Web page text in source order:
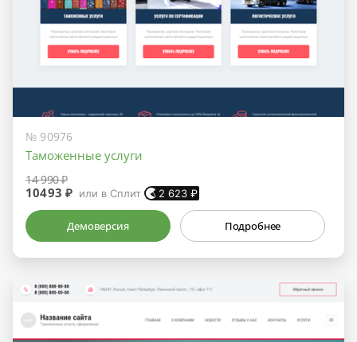
№ 90976
Таможенные услуги
14 990 ₽
10493 ₽ или в Сплит 2 623 ₽
Демоверсия Подробнее